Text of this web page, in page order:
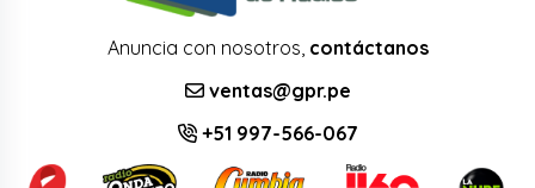
Anuncia con nosotros, contáctanos
ventas@gpr.pe
+51 997-566-067